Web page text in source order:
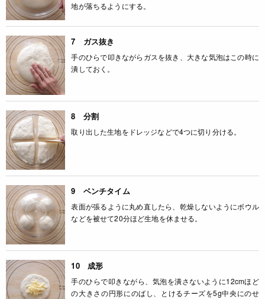
地が落ちるようにする。
7 ガス抜き
手のひらで叩きながらガスを抜き、大きな気泡はこの時に
潰しておく。
8 分割
取り出した生地をドレッジなどで4つに切り分ける。
9 ベンチタイム
表面が張るように丸め直したら、乾燥しないようにボウル
などを被せて20分ほど生地を休ませる。
10 成形
手のひらで叩きながら、気泡を潰さないように12cmほど
の大きさの円形にのばし、とけるチーズを5g中央にのせ